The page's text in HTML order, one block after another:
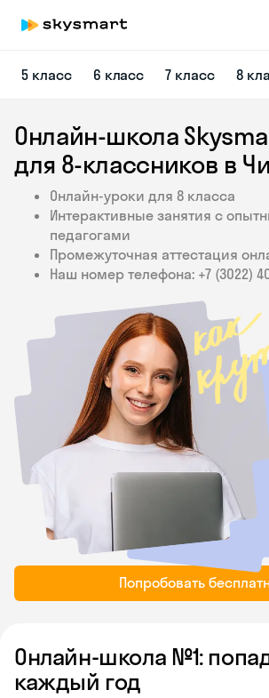
5 класс 6 класс 7 класс 8
Онлайн-школа
для 8‑классников в
Онлайн-уроки для 8 класса
Интерактивные занятия с
педагогами
Промежуточная аттестация
Наш номер телефона: +7 (3022)
Попробовать
Онлайн-школа №1:
каждый год
Skysmart Chat